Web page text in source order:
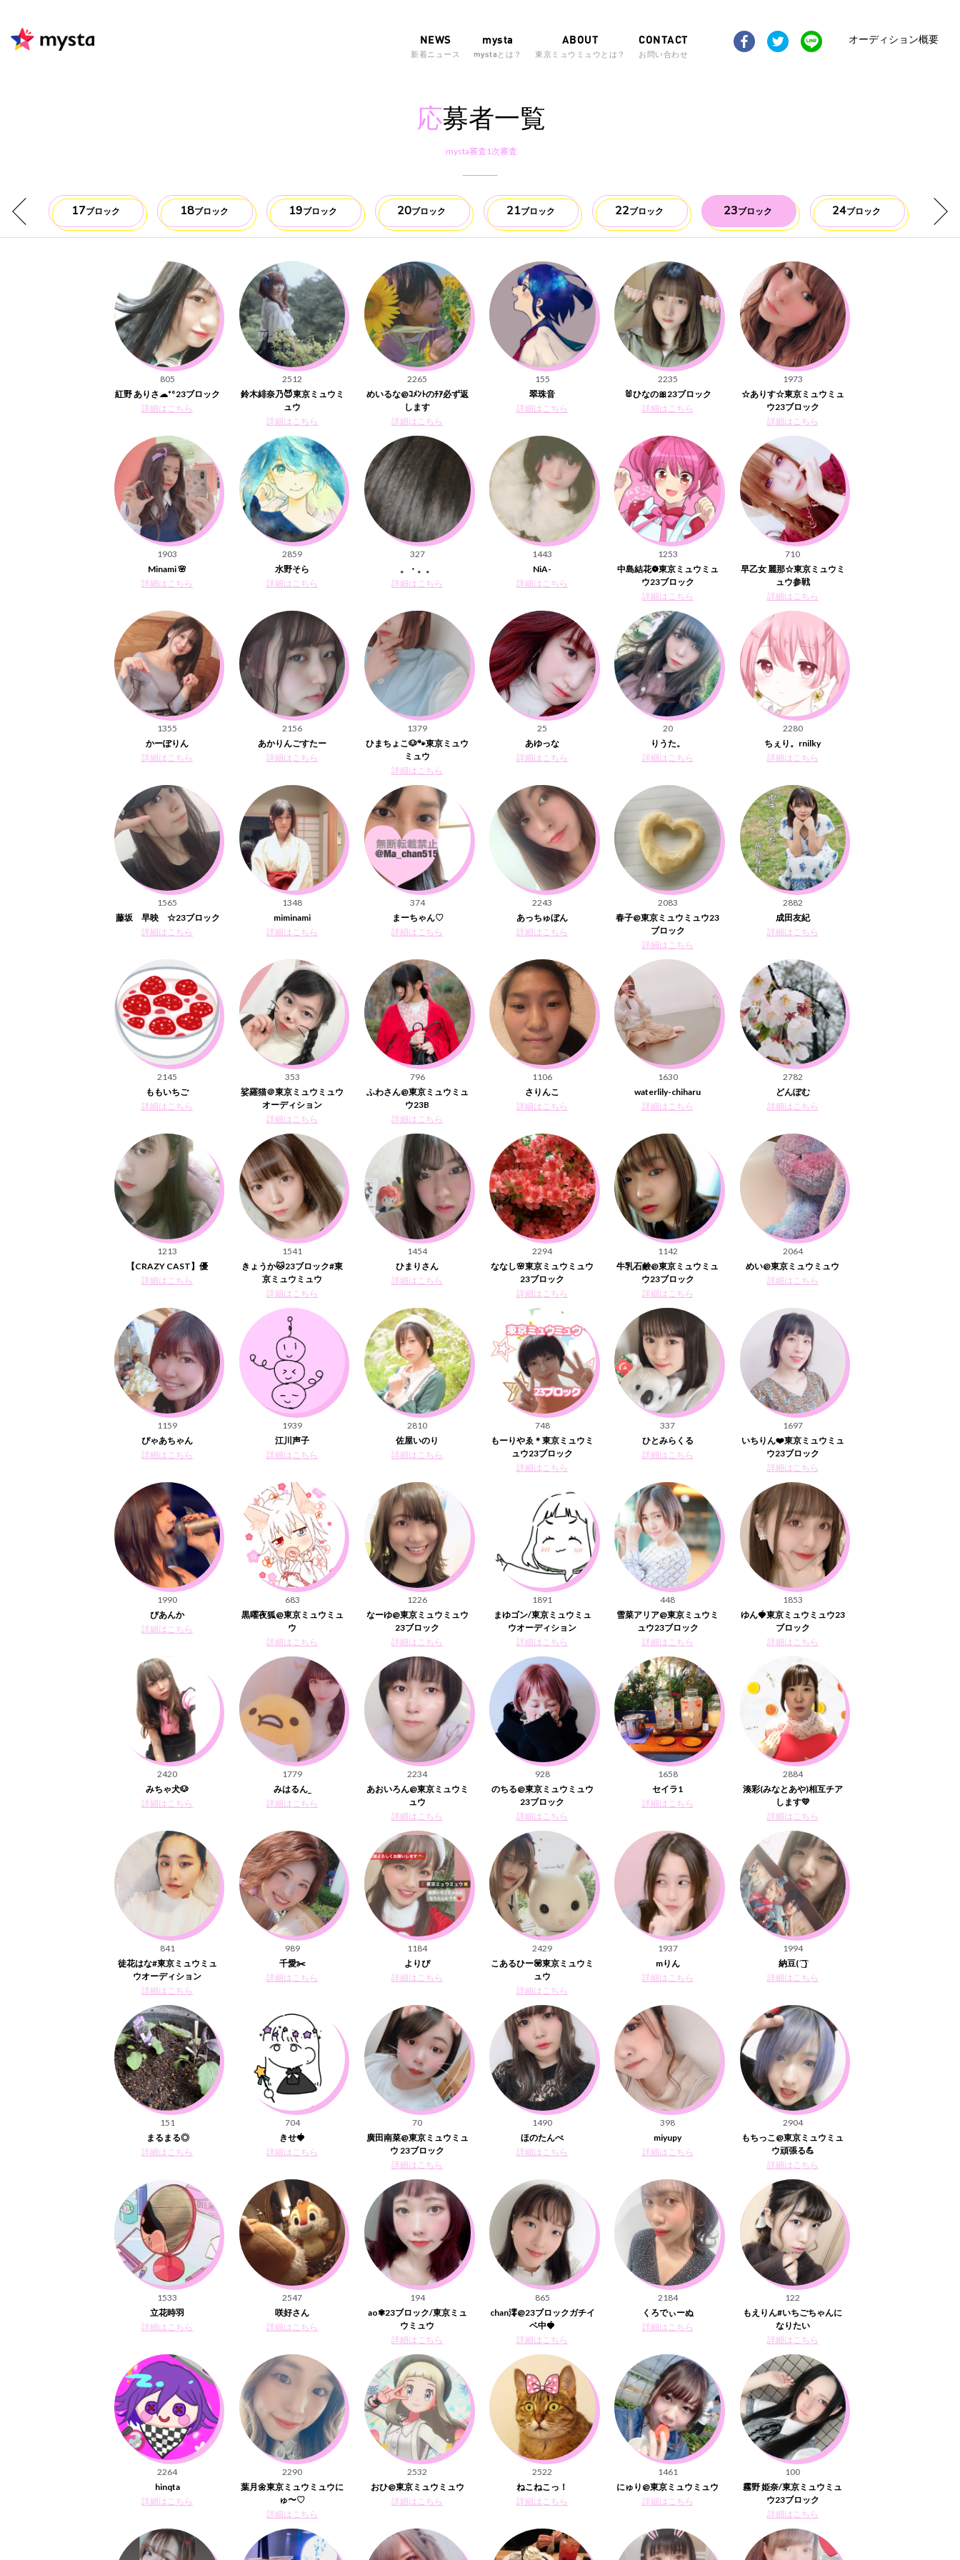
NEWS
新着ニュース
mysta
mystaとは？
ABOUT
東京ミュウミュウとは？
CONTACT
お問い合わせ
オーディション概要
応募者一覧
mysta審査1次審査
17ブロック 18ブロック 19ブロック 20ブロック 21ブロック 22ブロック 23ブロック 24ブロック 25
805
紅野 ありさ☁*°23ブロック
詳細はこちら
2512
鈴木緋奈乃😈東京ミュウミ
ュウ
詳細はこちら
2265
めいるな@ｺﾒﾝﾄのﾁｱ必ず返
します
詳細はこちら
155
翠珠音
詳細はこちら
2235
🐰ひなの🎀23ブロック
詳細はこちら
1973
☆ありす☆東京ミュウミュ
ウ23ブロック
詳細はこちら
1903
Minami 🌸
詳細はこちら
2859
水野そら
詳細はこちら
327
。・。。
詳細はこちら
1443
NiA-
詳細はこちら
1253
中島結花❁︎東京ミュウミュ
ウ23ブロック
詳細はこちら
710
早乙女 麗那☆東京ミュウミ
ュウ参戦
詳細はこちら
1355
かーぽりん
詳細はこちら
2156
あかりんごすたー
詳細はこちら
1379
ひまちょこ🐶🐾東京ミュウ
ミュウ
詳細はこちら
25
あゆっな
詳細はこちら
20
りうた。
詳細はこちら
2280
ちぇり。rnilky
詳細はこちら
1565
藤坂 早映 ☆23ブロック
詳細はこちら
1348
miminami
詳細はこちら
374
まーちゃん♡
詳細はこちら
2243
あっちゅぼん
詳細はこちら
2083
春子@東京ミュウミュウ23
ブロック
詳細はこちら
2882
成田友紀
詳細はこちら
2145
ももいちご
詳細はこちら
353
娑羅猫＠東京ミュウミュウ
オーディション
詳細はこちら
796
ふわさん@東京ミュウミュ
ウ23B
詳細はこちら
1106
さりんこ
詳細はこちら
1630
waterlily-chiharu
詳細はこちら
2782
どんぽむ
詳細はこちら
1213
【CRAZY CAST】優
詳細はこちら
1541
きょうか🐱23ブロック#東
京ミュウミュウ
詳細はこちら
1454
ひまりさん
詳細はこちら
2294
ななし🌸東京ミュウミュウ
23ブロック
詳細はこちら
1142
牛乳石鹸@東京ミュウミュ
ウ23ブロック
詳細はこちら
2064
めい@東京ミュウミュウ
詳細はこちら
1159
ぴゃあちゃん
詳細はこちら
1939
江川声子
詳細はこちら
2810
佐屋いのり
詳細はこちら
748
もーりやゑ＊東京ミュウミ
ュウ23ブロック
詳細はこちら
337
ひとみらくる
詳細はこちら
1697
いちりん❤️東京ミュウミュ
ウ23ブロック
詳細はこちら
1990
びあんか
詳細はこちら
683
黒曜夜狐@東京ミュウミュ
ウ
詳細はこちら
1226
なーゆ@東京ミュウミュウ
23ブロック
詳細はこちら
1891
まゆゴン/東京ミュウミュ
ウオーディション
詳細はこちら
448
雪菜アリア@東京ミュウミ
ュウ23ブロック
詳細はこちら
1853
ゆん🍓東京ミュウミュウ23
ブロック
詳細はこちら
2420
みちゃ犬🐶
詳細はこちら
1779
みはるん_
詳細はこちら
2234
あおいろん@東京ミュウミ
ュウ
詳細はこちら
928
のちる@東京ミュウミュウ
23ブロック
詳細はこちら
1658
セイラ1
詳細はこちら
2884
湊彩(みなとあや)相互チア
します💛
詳細はこちら
841
徒花はな#東京ミュウミュ
ウオーディション
詳細はこちら
989
千愛✂️
詳細はこちら
1184
よりぴ
詳細はこちら
2429
こあるひー💟東京ミュウミ
ュウ
詳細はこちら
1937
mりん
詳細はこちら
1994
納豆( ͡ ͜ ͡ )
詳細はこちら
151
まるまる◎
詳細はこちら
704
きせ🍓
詳細はこちら
70
廣田南菜@東京ミュウミュ
ウ 23ブロック
詳細はこちら
1490
ほのたんぺ
詳細はこちら
398
miyupy
詳細はこちら
2904
もちっこ@東京ミュウミュ
ウ頑張る💪
詳細はこちら
1533
立花時羽
詳細はこちら
2547
咲好さん
詳細はこちら
194
ao✾23ブロック/東京ミュ
ウミュウ
詳細はこちら
865
chan澪@23ブロックガチイ
ベ中🍓
詳細はこちら
2184
くろでぃーぬ
詳細はこちら
122
もえりん#いちごちゃんに
なりたい
詳細はこちら
2264
hinqta
詳細はこちら
2290
葉月🌼東京ミュウミュウに
ゅ〜♡
詳細はこちら
2532
おひ@東京ミュウミュウ
詳細はこちら
2522
ねこねこっ！
詳細はこちら
1461
にゅり@東京ミュウミュウ
詳細はこちら
100
霧野 姫奈/東京ミュウミュ
ウ23ブロック
詳細はこちら